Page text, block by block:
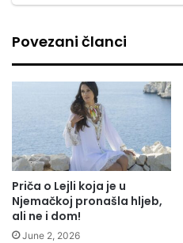
Povezani članci
Priča o Lejli koja je u
Njemačkoj pronašla hljeb,
ali ne i dom!
June 2, 2026